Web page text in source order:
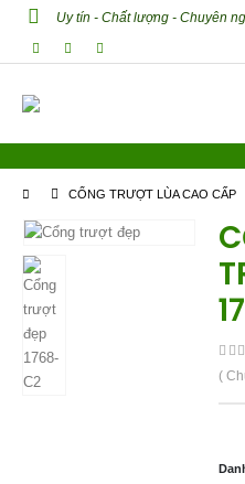
Uy tín - Chất lượng - Chuyên
CỔNG TRƯỢT LÙA CAO CẤP
0
(